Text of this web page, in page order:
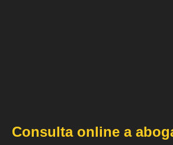
Consulta online a